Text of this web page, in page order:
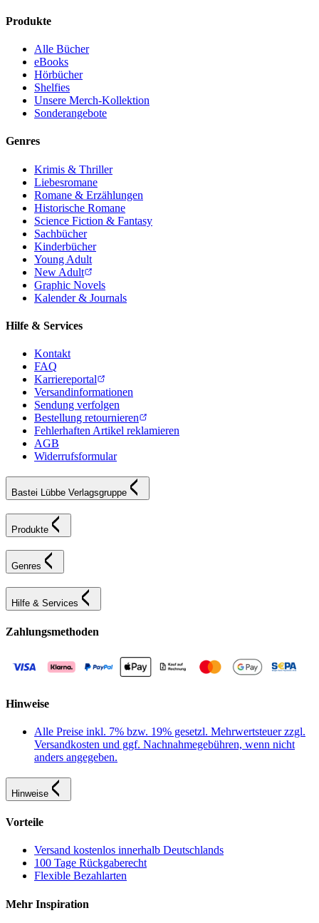
Produkte
Alle Bücher
eBooks
Hörbücher
Shelfies
Unsere Merch-Kollektion
Sonderangebote
Genres
Krimis & Thriller
Liebesromane
Romane & Erzählungen
Historische Romane
Science Fiction & Fantasy
Sachbücher
Kinderbücher
Young Adult
New Adult
Graphic Novels
Kalender & Journals
Hilfe & Services
Kontakt
FAQ
Karriereportal
Versandinformationen
Sendung verfolgen
Bestellung retournieren
Fehlerhaften Artikel reklamieren
AGB
Widerrufsformular
Bastei Lübbe Verlagsgruppe
Produkte
Genres
Hilfe & Services
Zahlungsmethoden
Hinweise
Alle Preise inkl. 7% bzw. 19% gesetzl. Mehrwertsteuer zzgl.
Versandkosten und ggf. Nachnahmegebühren, wenn nicht
anders angegeben.
Hinweise
Vorteile
Versand kostenlos innerhalb Deutschlands
100 Tage Rückgaberecht
Flexible Bezahlarten
Mehr Inspiration